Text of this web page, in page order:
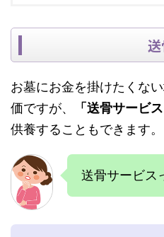
送
お墓にお金を掛けたくな
価ですが、
「送骨サービス
供養することもできます。
送骨サービス